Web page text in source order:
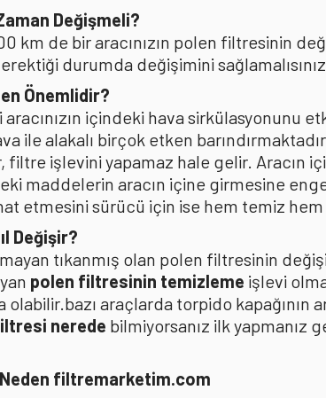
Değişmeli?
km de bir aracınızın polen filtresinin
durumda değişimini
Önemlidir?
içindeki hava
ile alakalı birçok etken
filtre işlevini yapamaz hale gelir. Aracın
maddelerin aracın içine girmesine
etmesini sürücü için ise hem temiz
Değişir?
tıkanmış olan polen filtresinin
polen filtresinin temizleme işlevi
araçlarda torpido kapağının
nerede bilmiyorsanız ilk yapmanız
filtremarketim.com